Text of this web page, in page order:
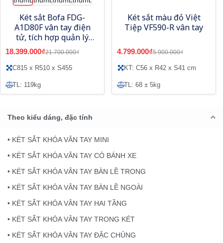
Két sắt Bofa FDG-
A1D80F vân tay điện
tử, tích hợp quản lý
bằng điện thoại
18.399.000₫21.700.000₫
C815 x R510 x S455
TL: 119kg
Két sắt màu đỏ Việt
Tiệp VF590-R vân tay
4.799.000₫5.900.000₫
KT: C56 x R42 x S41 cm
TL: 68 ± 5kg
Theo kiểu dáng, đặc tính
• KÉT SẮT KHÓA VÂN TAY MINI
• KÉT SẮT KHÓA VÂN TAY CÓ BÁNH XE
• KÉT SẮT KHÓA VÂN TAY BÀN LỀ TRONG
• KÉT SẮT KHÓA VÂN TAY BÀN LỀ NGOÀI
• KÉT SẮT KHÓA VÂN TAY HAI TẦNG
• KÉT SẮT KHÓA VÂN TAY TRONG KÉT
• KÉT SẮT KHÓA VÂN TAY ĐẶC CHỦNG